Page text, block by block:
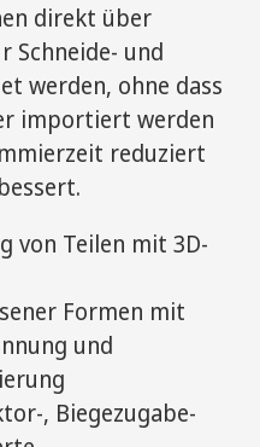
direkt über
Schneide- und
werden, ohne dass
importiert werden
reduziert
von Teilen mit 3D-
Formen mit
und
, Biegezugabe-